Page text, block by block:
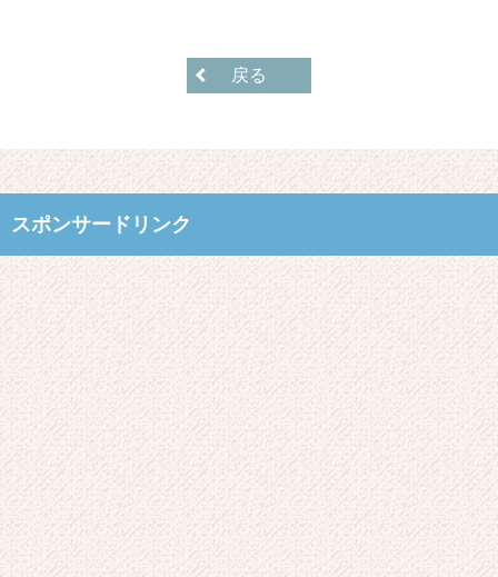
戻る
スポンサードリンク